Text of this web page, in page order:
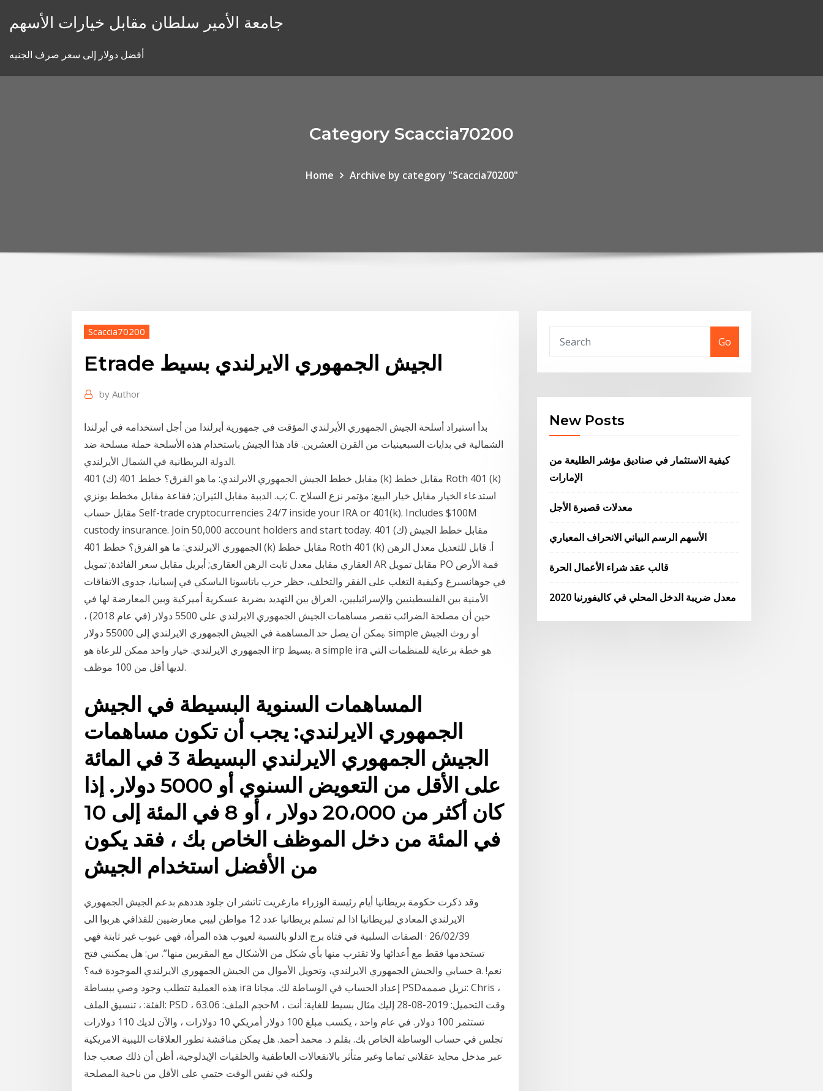
جامعة الأمير سلطان مقابل خيارات الأسهم
أفضل دولار إلى سعر صرف الجنيه
Category Scaccia70200
Home Archive by category "Scaccia70200"
Scaccia70200
Etrade الجيش الجمهوري الايرلندي بسيط
by Author
بدأ استيراد أسلحة الجيش الجمهوري الأيرلندي المؤقت في جمهورية أيرلندا من أجل استخدامه في أيرلندا
الشمالية في بدايات السبعينيات من القرن العشرين. قاد هذا الجيش باستخدام هذه الأسلحة حملة مسلحة ضد
الدولة البريطانية في الشمال الأيرلندي.
401 (ك) مقابل خطط الجيش الجمهوري الايرلندي: ما هو الفرق؟ خطط 401 (k) مقابل خطط Roth 401 (k)
ب. الدببة مقابل الثيران; فقاعة مقابل مخطط بونزي; C. استدعاء الخيار مقابل خيار البيع; مؤتمر نزع السلاح
مقابل حساب Self-trade cryptocurrencies 24/7 inside your IRA or 401(k). Includes $100M
custody insurance. Join 50,000 account holders and start today. 401 (ك) مقابل خطط الجيش
الجمهوري الايرلندي: ما هو الفرق؟ خطط 401 (k) مقابل خطط Roth 401 (k) أ. قابل للتعديل معدل الرهن
العقاري مقابل معدل ثابت الرهن العقاري; أبريل مقابل سعر الفائدة; تمويل AR مقابل تمويل PO قمة الأرض
في جوهانسبرغ وكيفية التغلب على الفقر والتخلف، حظر حزب باتاسونا الباسكي في إسبانيا، جدوى الاتفاقات
الأمنية بين الفلسطينيين والإسرائيليين، العراق بين التهديد بضربة عسكرية أميركية وبين المعارضة لها في
حين أن مصلحة الضرائب تقصر مساهمات الجيش الجمهوري الايرلندي على 5500 دولار (في عام 2018) ،
يمكن أن يصل حد المساهمة في الجيش الجمهوري الايرلندي إلى 55000 دولار. simple أو روث الجيش
الجمهوري الايرلندي. خيار واحد ممكن للرعاة هو irp بسيط. a simple ira هو خطة برعاية للمنظمات التي
لديها أقل من 100 موظف.
المساهمات السنوية البسيطة في الجيش
الجمهوري الايرلندي: يجب أن تكون مساهمات
الجيش الجمهوري الايرلندي البسيطة 3 في المائة
على الأقل من التعويض السنوي أو 5000 دولار. إذا
كان أكثر من 20،000 دولار ، أو 8 في المئة إلى 10
في المئة من دخل الموظف الخاص بك ، فقد يكون
من الأفضل استخدام الجيش
وقد ذكرت حكومة بريطانيا أيام رئيسة الوزراء مارغريت تاتشر ان جلود هددهم بدعم الجيش الجمهوري
الايرلندي المعادي لبريطانيا اذا لم تسلم بريطانيا عدد 12 مواطن ليبي معارضيين للقذافي هربوا الى
26/02/39 · الصفات السلبية في فتاة برج الدلو بالنسبة لعيوب هذه المرأة، فهي عيوب غير ثابتة فهي
تستخدمها فقط مع أعدائها ولا تقترب منها بأي شكل من الأشكال مع المقربين منها”. س: هل يمكنني فتح
حسابي والجيش الجمهوري الايرلندي، وتحويل الأموال من الجيش الجمهوري الايرلندي الموجودة فيه؟ a. نعم!
هذه العملية تتطلب وجود وصي ببساطة ira إعداد الحساب في الوساطة لك. مجانا PSDنزيل صممه: Chris ،
الفئة: ، تنسيق الملف: PSD ، حجم الملف: 63.06M ، وقت التحميل: 2019-08-28 إليك مثال بسيط للغاية: أنت
تستثمر 100 دولار. في عام واحد ، يكسب مبلغ 100 دولار أمريكي 10 دولارات ، والآن لديك 110 دولارات
تجلس في حساب الوساطة الخاص بك. بقلم د. محمد أحمد. هل يمكن مناقشة تطور العلاقات الليبية الامريكية
عبر مدخل محايد عقلاني تماما وغير متأثر بالانفعالات العاطفية والخلفيات الإيدلوجية، أظن أن ذلك صعب جدا
ولكنه في نفس الوقت حتمي على الأقل من ناحية المصلحة
Go
New Posts
كيفية الاستثمار في صناديق مؤشر الطليعة من
الإمارات
معدلات قصيرة الأجل
الأسهم الرسم البياني الانحراف المعياري
قالب عقد شراء الأعمال الحرة
معدل ضريبة الدخل المحلي في كاليفورنيا 2020